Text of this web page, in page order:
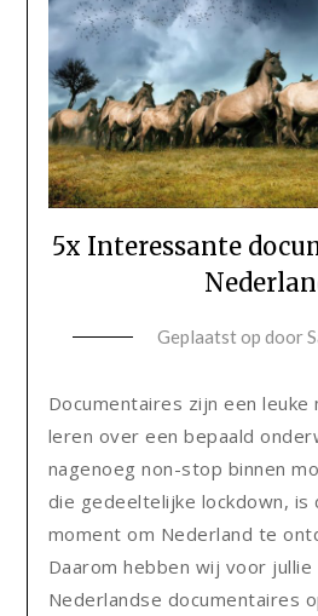
5x Interessante
Geplaatst op door
Documentaires zijn een
leren over een bepaald
nagenoeg non-stop binnen
die gedeeltelijke lockdown, is
moment om Nederland te
Daarom hebben wij voor jullie
Nederlandse documentaires